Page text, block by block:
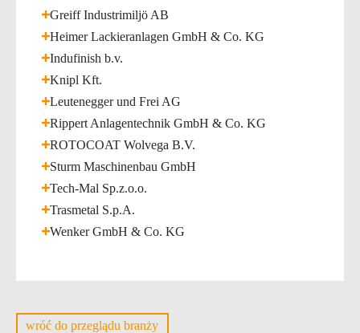
Greiff Industrimiljö AB
Heimer Lackieranlagen GmbH & Co. KG
Indufinish b.v.
Knipl Kft.
Leutenegger und Frei AG
Rippert Anlagentechnik GmbH & Co. KG
ROTOCOAT Wolvega B.V.
Sturm Maschinenbau GmbH
Tech-Mal Sp.z.o.o.
Trasmetal S.p.A.
Wenker GmbH & Co. KG
wróć do przeglądu branży